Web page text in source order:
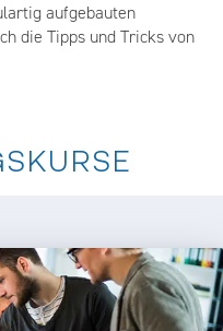
aufgebauten
die Tipps und Tricks von